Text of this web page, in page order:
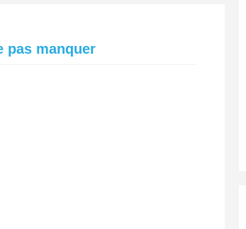
pas manquer